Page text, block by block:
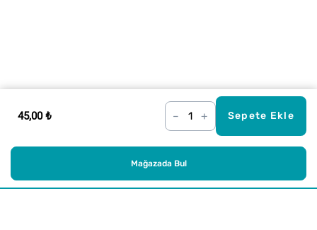
45,00 ₺ – + Sepete Ekle
Mağazada Bul